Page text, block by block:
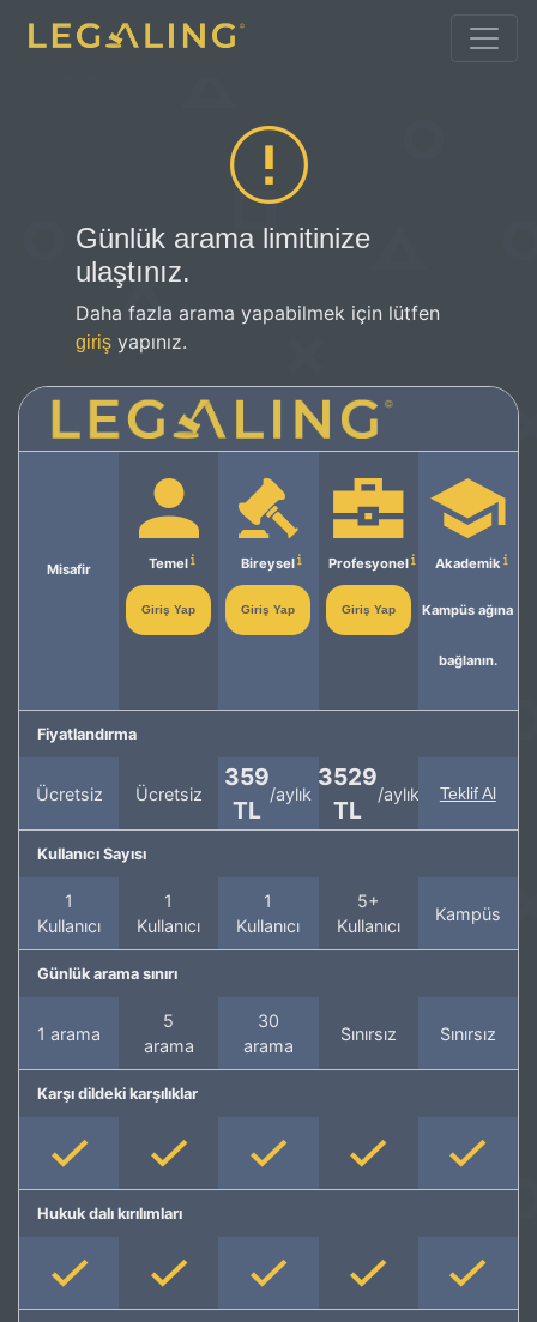
Günlük arama limitinize
ulaştınız.
Daha fazla arama yapabilmek için lütfen
giriş yapınız.
Misafir Temel
Giriş Yap
Bireysel
Giriş Yap
Profesyonel
Giriş Yap
Akademik
Kampüs ağına
bağlanın.
Fiyatlandırma
Ücretsiz Ücretsiz
359
TL
/aylık
3529
TL
/aylık Teklif Al
Kullanıcı Sayısı
1
Kullanıcı
1
Kullanıcı
1
Kullanıcı
5+
Kullanıcı
Kampüs
Günlük arama sınırı
1 arama
5
arama
30
arama
Sınırsız Sınırsız
Karşı dildeki karşılıklar
Hukuk dalı kırılımları